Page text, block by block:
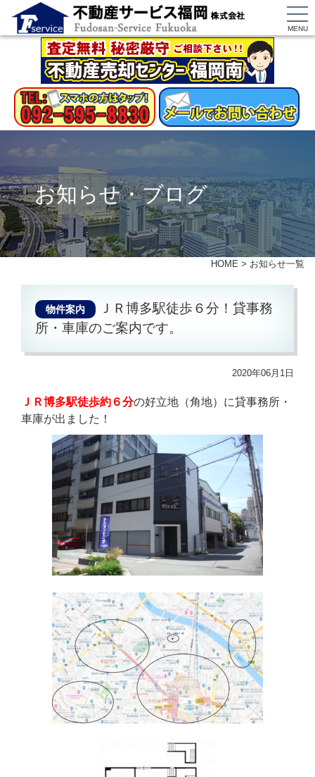
MENU
お知らせ・ブログ
HOME > お知らせ一覧
物件案内
ＪＲ博多駅徒歩６分！貸事務
所・車庫のご案内です。
2020年06月1日
ＪＲ博多駅徒歩約６分の好立地（角地）に貸事務所・
車庫が出ました！